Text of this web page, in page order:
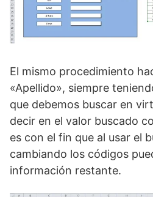
El mismo procedimiento
«Apellido», siempre
que debemos buscar en
decir en el valor buscado
es con el fin que al usar el
cambiando los códigos
información restante.